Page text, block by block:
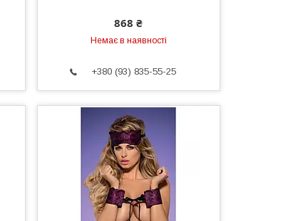
868 ₴
Немає в наявності
+380 (93) 835-55-25